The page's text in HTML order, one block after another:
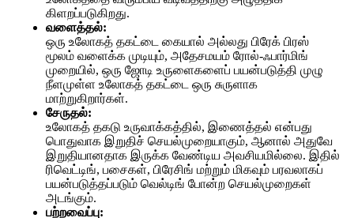
கிளறப்படுகிறது.
வளைத்தல்:
ஒரு உலோகத் தகட்டை கையால் அல்லது பிரேக் பிரஸ்
மூலம் வளைக்க முடியும், அதேசமயம் ரோல்-ஃபார்மிங்
முறையில், ஒரு ஜோடி உருளைகளைப் பயன்படுத்தி முழு
நீளமுள்ள உலோகத் தகட்டை ஒரு சுருளாக
மாற்றுகிறார்கள்.
சேருதல்:
உலோகத் தகடு உருவாக்கத்தில், இணைத்தல் என்பது
பொதுவாக இறுதிச் செயல்முறையாகும், ஆனால் அதுவே
இறுதியானதாக இருக்க வேண்டிய அவசியமில்லை. இதில்
ரிவெட்டிங், பசைகள், பிரேசிங் மற்றும் மிகவும் பரவலாகப்
பயன்படுத்தப்படும் வெல்டிங் போன்ற செயல்முறைகள்
அடங்கும்.
பற்றவைப்பு: